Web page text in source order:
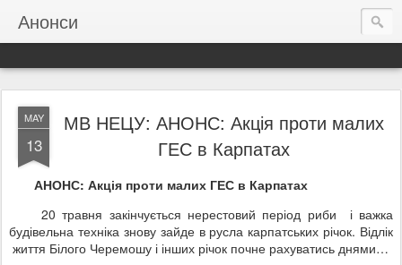
Анонси
MAY
13
МВ НЕЦУ: АНОНС: Акція проти малих
ГЕС в Карпатах
АНОНС: Акція проти малих ГЕС в Карпатах
20 травня закінчується нерестовий період риби і важка
будівельна техніка знову зайде в русла карпатських річок. Відлік
життя Білого Черемошу і інших річок почне рахуватись днями…